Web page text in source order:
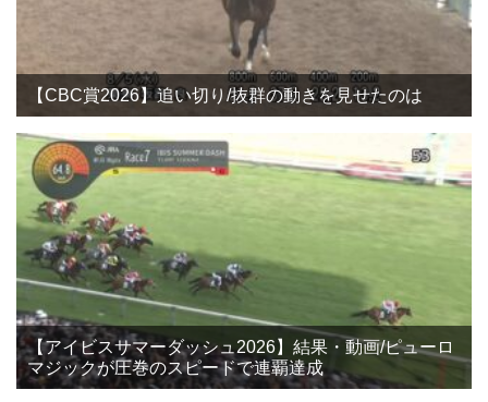
【CBC賞2026】追い切り/抜群の動きを見せたのは
【アイビスサマーダッシュ2026】結果・動画/ピューロ
マジックが圧巻のスピードで連覇達成